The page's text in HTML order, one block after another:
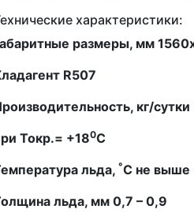
характеристики:
размеры, мм
R507
кг/
Токр.= +180С
льда, °С не выше
льда, мм 0,7 – 0,9